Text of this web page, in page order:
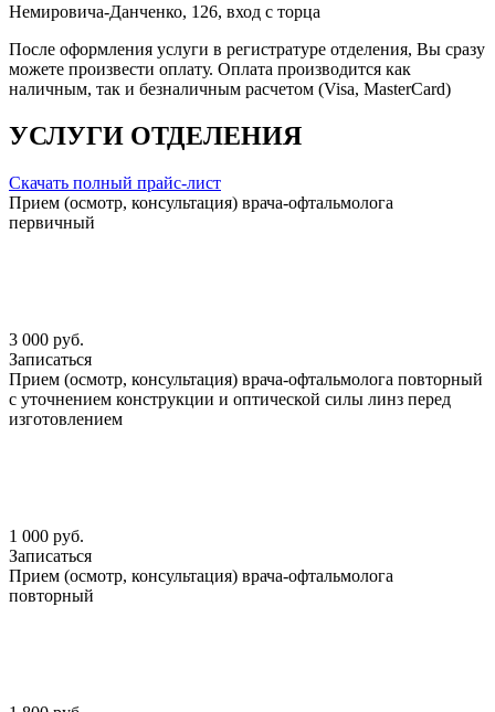
Немировича-Данченко, 126, вход с торца
После оформления услуги в регистратуре отделения, Вы сразу
можете произвести оплату. Оплата производится как
наличным, так и безналичным расчетом (Visa, MasterCard)
УСЛУГИ ОТДЕЛЕНИЯ
Скачать полный прайс-лист
Прием (осмотр, консультация) врача-офтальмолога
первичный
3 000 руб.
Записаться
Прием (осмотр, консультация) врача-офтальмолога повторный
с уточнением конструкции и оптической силы линз перед
изготовлением
1 000 руб.
Записаться
Прием (осмотр, консультация) врача-офтальмолога
повторный